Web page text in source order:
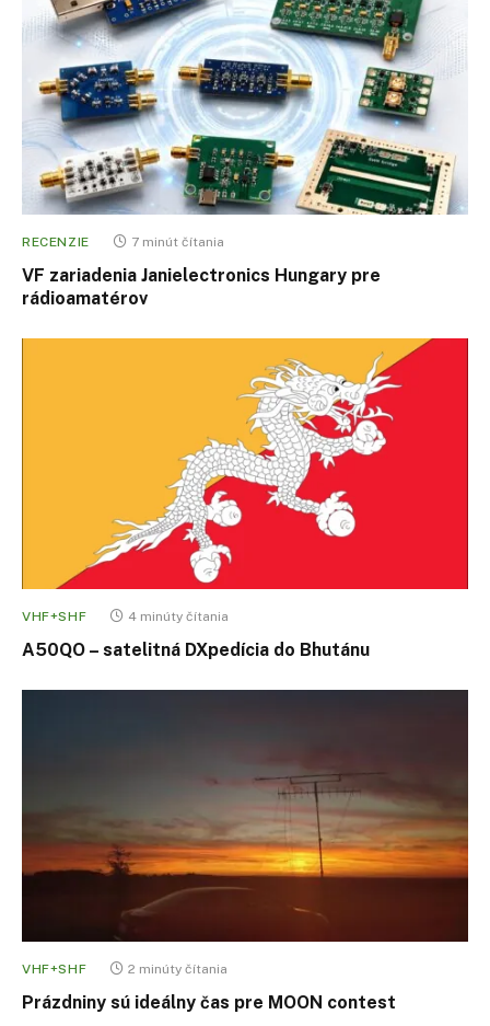
RECENZIE 7 minút čítania
VF zariadenia Janielectronics Hungary pre
rádioamatérov
VHF+SHF 4 minúty čítania
A50QO – satelitná DXpedícia do Bhutánu
VHF+SHF 2 minúty čítania
Prázdniny sú ideálny čas pre MOON contest